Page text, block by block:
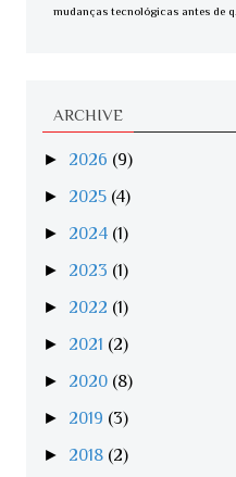
mudanças tecnológicas antes de q...
ARCHIVE
► 2026 (9)
► 2025 (4)
► 2024 (1)
► 2023 (1)
► 2022 (1)
► 2021 (2)
► 2020 (8)
► 2019 (3)
► 2018 (2)